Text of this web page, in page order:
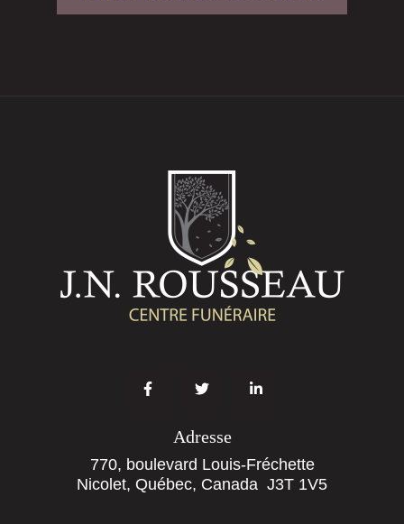
Adresse
770, boulevard Louis-Fréchette
Nicolet, Québec, Canada J3T 1V5